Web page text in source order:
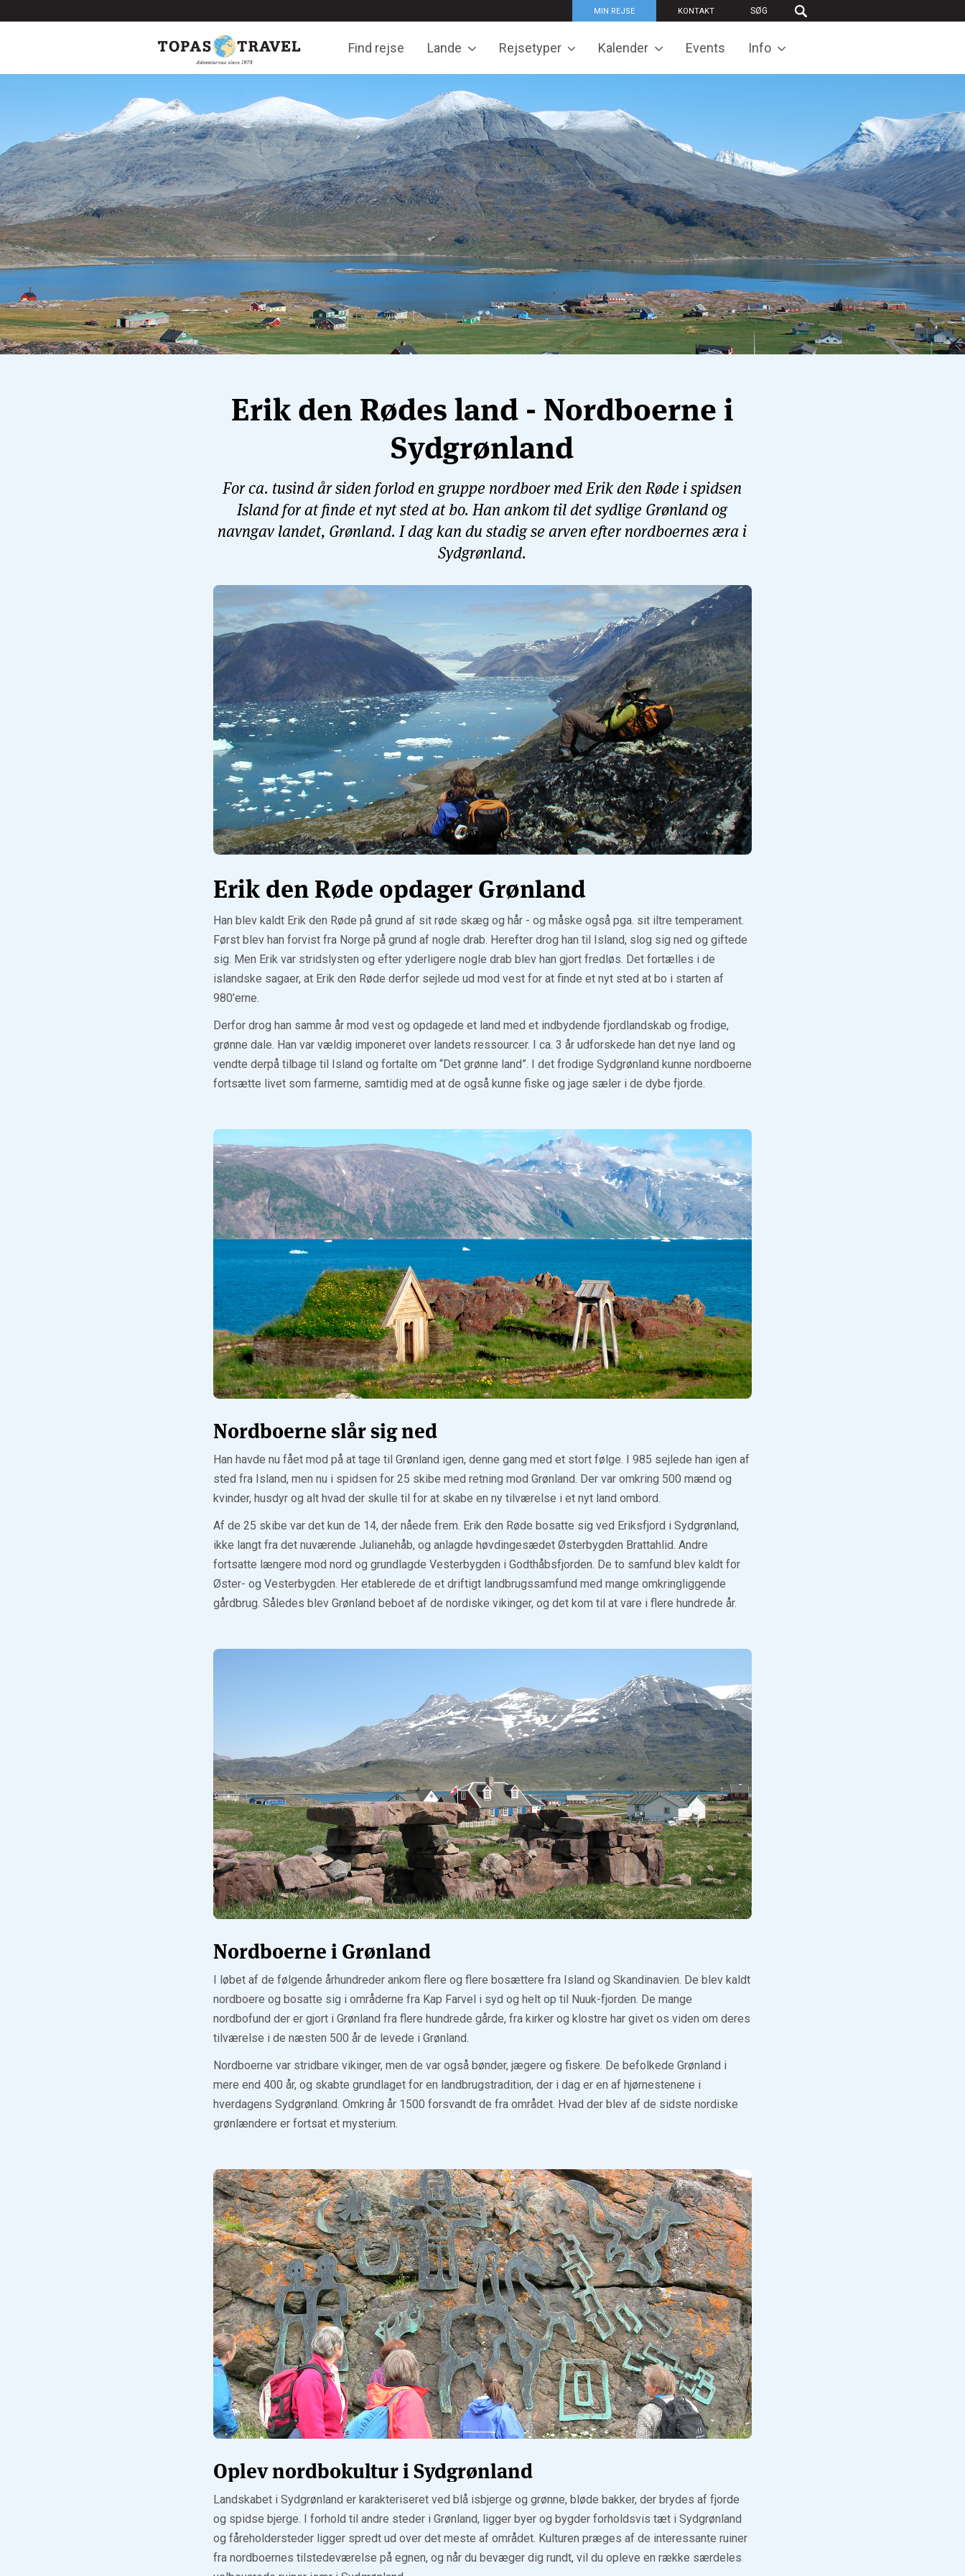
MIN REJSE KONTAKT
Find rejse Lande Rejsetyper Kalender Events Info
Erik den Rødes land - Nordboerne i
Sydgrønland
For ca. tusind år siden forlod en gruppe nordboer med Erik den Røde i spidsen
Island for at finde et nyt sted at bo. Han ankom til det sydlige Grønland og
navngav landet, Grønland. I dag kan du stadig se arven efter nordboernes æra i
Sydgrønland.
Erik den Røde opdager Grønland
Han blev kaldt Erik den Røde på grund af sit røde skæg og hår - og måske også pga. sit iltre temperament.
Først blev han forvist fra Norge på grund af nogle drab. Herefter drog han til Island, slog sig ned og giftede
sig. Men Erik var stridslysten og efter yderligere nogle drab blev han gjort fredløs. Det fortælles i de
islandske sagaer, at Erik den Røde derfor sejlede ud mod vest for at finde et nyt sted at bo i starten af
980’erne.
Derfor drog han samme år mod vest og opdagede et land med et indbydende fjordlandskab og frodige,
grønne dale. Han var vældig imponeret over landets ressourcer. I ca. 3 år udforskede han det nye land og
vendte derpå tilbage til Island og fortalte om “Det grønne land”. I det frodige Sydgrønland kunne nordboerne
fortsætte livet som farmerne, samtidig med at de også kunne fiske og jage sæler i de dybe fjorde.
Nordboerne slår sig ned
Han havde nu fået mod på at tage til Grønland igen, denne gang med et stort følge. I 985 sejlede han igen af
sted fra Island, men nu i spidsen for 25 skibe med retning mod Grønland. Der var omkring 500 mænd og
kvinder, husdyr og alt hvad der skulle til for at skabe en ny tilværelse i et nyt land ombord.
Af de 25 skibe var det kun de 14, der nåede frem. Erik den Røde bosatte sig ved Eriksfjord i Sydgrønland,
ikke langt fra det nuværende Julianehåb, og anlagde høvdingesædet Østerbygden Brattahlid. Andre
fortsatte længere mod nord og grundlagde Vesterbygden i Godthåbsfjorden. De to samfund blev kaldt for
Øster- og Vesterbygden. Her etablerede de et driftigt landbrugssamfund med mange omkringliggende
gårdbrug. Således blev Grønland beboet af de nordiske vikinger, og det kom til at vare i flere hundrede år.
Nordboerne i Grønland
I løbet af de følgende århundreder ankom flere og flere bosættere fra Island og Skandinavien. De blev kaldt
nordboere og bosatte sig i områderne fra Kap Farvel i syd og helt op til Nuuk-fjorden. De mange
nordbofund der er gjort i Grønland fra flere hundrede gårde, fra kirker og klostre har givet os viden om deres
tilværelse i de næsten 500 år de levede i Grønland.
Nordboerne var stridbare vikinger, men de var også bønder, jægere og fiskere. De befolkede Grønland i
mere end 400 år, og skabte grundlaget for en landbrugstradition, der i dag er en af hjørnestenene i
hverdagens Sydgrønland. Omkring år 1500 forsvandt de fra området. Hvad der blev af de sidste nordiske
grønlændere er fortsat et mysterium.
Oplev nordbokultur i Sydgrønland
Landskabet i Sydgrønland er karakteriseret ved blå isbjerge og grønne, bløde bakker, der brydes af fjorde
og spidse bjerge. I forhold til andre steder i Grønland, ligger byer og bygder forholdsvis tæt i Sydgrønland
og fåreholdersteder ligger spredt ud over det meste af området. Kulturen præges af de interessante ruiner
fra nordboernes tilstedeværelse på egnen, og når du bevæger dig rundt, vil du opleve en række særdeles